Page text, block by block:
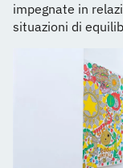
impegnate in
situazioni di